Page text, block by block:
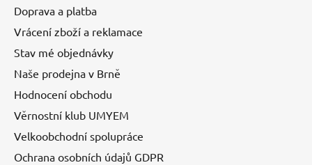
Doprava a platba
Vrácení zboží a reklamace
Stav mé objednávky
Naše prodejna v Brně
Hodnocení obchodu
Věrnostní klub UMYEM
Velkoobchodní spolupráce
Ochrana osobních údajů GDPR